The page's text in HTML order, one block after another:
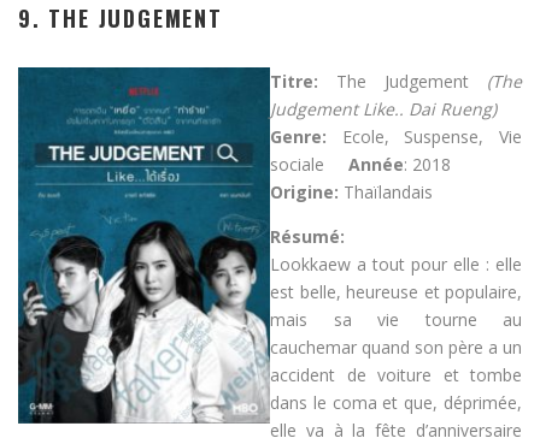
9. THE JUDGEMENT
Titre: The Judgement (The
Judgement Like.. Dai Rueng)
Genre: Ecole, Suspense, Vie
sociale Année: 2018
Origine: Thaïlandais
Résumé:
Lookkaew a tout pour elle : elle
est belle, heureuse et populaire,
mais sa vie tourne au
cauchemar quand son père a un
accident de voiture et tombe
dans le coma et que, déprimée,
elle va à la fête d’anniversaire